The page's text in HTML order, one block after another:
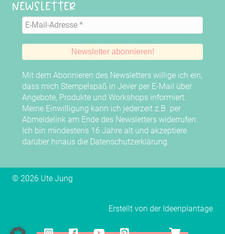
InstagramFacebookYouTubePinterest YouTube
Newsletter
Mit dem Abonnieren des Newsletters willige ich ein,
dass mich Stempelspaß in Jever per E-Mail über
Angebote, Produkte und Workshops informiert.
Meine Einwilligung kann ich jederzeit z.B. per
Abmeldelink am Ende des Newsletters widerrufen.
Ich bin mindestens 16 Jahre alt und akzeptiere
darüber hinaus die Datenschutzerklärung.
© 2026 Ute Jung
Erstellt von der Ideenplantage